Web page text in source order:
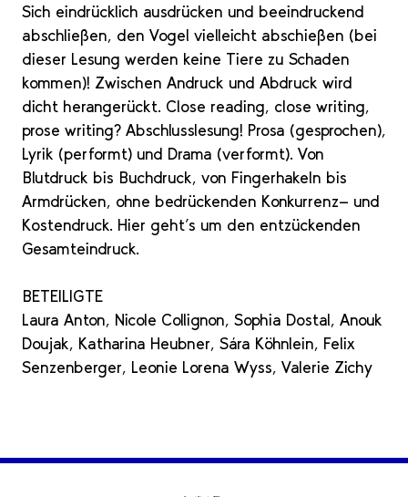
Sich eindrücklich ausdrücken und beeindruckend
abschließen, den Vogel vielleicht abschießen (bei
dieser Lesung werden keine Tiere zu Schaden
kommen)! Zwischen Andruck und Abdruck wird
dicht herangerückt. Close reading, close writing,
prose writing? Abschlusslesung! Prosa (gesprochen),
Lyrik (performt) und Drama (verformt). Von
Blutdruck bis Buchdruck, von Fingerhakeln bis
Armdrücken, ohne bedrückenden Konkurrenz- und
Kostendruck. Hier geht’s um den entzückenden
Gesamteindruck.
BETEILIGTE
Laura Anton, Nicole Collignon, Sophia Dostal, Anouk
Doujak, Katharina Heubner, Sára Köhnlein, Felix
Senzenberger, Leonie Lorena Wyss, Valerie Zichy